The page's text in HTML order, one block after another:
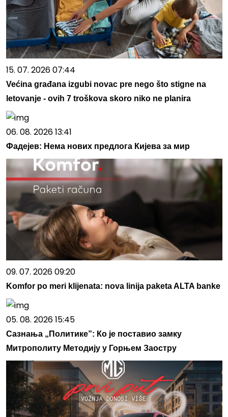
15. 07. 2026 07:44
Većina građana izgubi novac pre nego što stigne na
letovanje - ovih 7 troškova skoro niko ne planira
06. 08. 2026 13:41
Фадејев: Нема нових предлога Кијева за мир
09. 07. 2026 09:20
Komfor po meri klijenata: nova linija paketa ALTA banke
05. 08. 2026 15:45
Сазнања „Политике”: Ко је поставио замку
Митрополиту Методију у Горњем Заостру